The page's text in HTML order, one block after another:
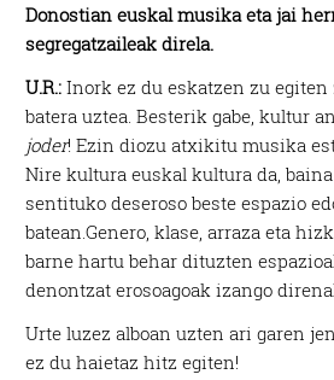
Donostian euskal musika eta jai
segregatzaileak direla.
U.R.: Inork ez du eskatzen zu
batera uztea. Besterik gabe, kultur
joder! Ezin diozu atxikitu musika
Nire kultura euskal kultura da,
sentituko deseroso beste espazio
batean.Genero, klase, arraza eta
barne hartu behar dituzten
denontzat erosoagoak izango
Urte luzez alboan uzten ari garen
ez du haietaz hitz egiten!